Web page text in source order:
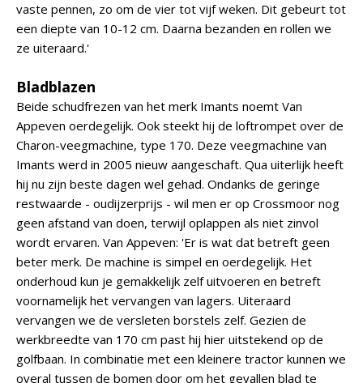
vaste pennen, zo om de vier tot vijf weken. Dit gebeurt tot
een diepte van 10-12 cm. Daarna bezanden en rollen we
ze uiteraard.'
Bladblazen
Beide schudfrezen van het merk Imants noemt Van
Appeven oerdegelijk. Ook steekt hij de loftrompet over de
Charon-veegmachine, type 170. Deze veegmachine van
Imants werd in 2005 nieuw aangeschaft. Qua uiterlijk heeft
hij nu zijn beste dagen wel gehad. Ondanks de geringe
restwaarde - oudijzerprijs - wil men er op Crossmoor nog
geen afstand van doen, terwijl oplappen als niet zinvol
wordt ervaren. Van Appeven: 'Er is wat dat betreft geen
beter merk. De machine is simpel en oerdegelijk. Het
onderhoud kun je gemakkelijk zelf uitvoeren en betreft
voornamelijk het vervangen van lagers. Uiteraard
vervangen we de versleten borstels zelf. Gezien de
werkbreedte van 170 cm past hij hier uitstekend op de
golfbaan. In combinatie met een kleinere tractor kunnen we
overal tussen de bomen door om het gevallen blad te